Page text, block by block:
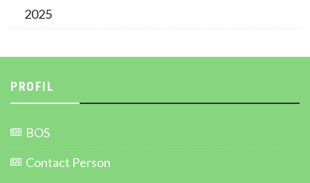
2025
PROFIL
BOS
Contact Person